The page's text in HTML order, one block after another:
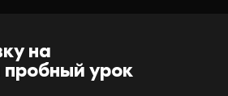
на
урок